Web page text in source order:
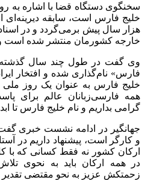
سخنگوی دستگاه قضا با اشاره به
خلیج فارس است، سابقه دیرینه‌ای
هزار سال پیش برمی‌گردد و در
خارجه کشورمان منتشر شده است
وی گفت در طول چند سال گذشته
فارس» نام‌گذاری شده و افتخار
خلیج فارس به عنوان یک روز
همه فارسی‌زبانان عالم برای
گرامی بداریم و نام خلیج فارس تا
و کارگر است، پیشنهاد داریم در
ارکان کشور نه فقط کسانی که با
در همه ارکان باید به نحوی
زحمتکش عزیز به نحو مقتضی تقدیر